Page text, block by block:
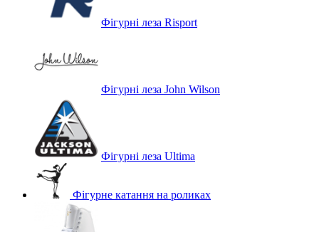
Фігурні леза Risport
Фігурні леза John Wilson
Фігурні леза Ultima
Фігурне катання на роликах